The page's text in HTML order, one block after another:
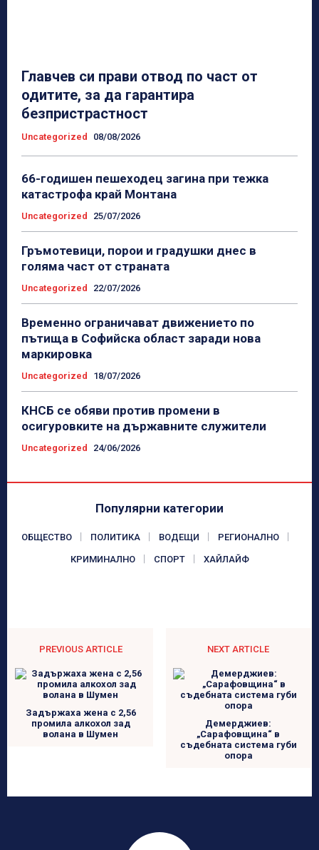
Главчев си прави отвод по част от
одитите, за да гарантира
безпристрастност
Uncategorized 08/08/2026
66-годишен пешеходец загина при тежка
катастрофа край Монтана
Uncategorized 25/07/2026
Гръмотевици, порои и градушки днес в
голяма част от страната
Uncategorized 22/07/2026
Временно ограничават движението по
пътища в Софийска област заради нова
маркировка
Uncategorized 18/07/2026
КНСБ се обяви против промени в
осигуровките на държавните служители
Uncategorized 24/06/2026
Популярни категории
ОБЩЕСТВО ПОЛИТИКА ВОДЕЩИ РЕГИОНАЛНО
КРИМИНАЛНО СПОРТ ХАЙЛАЙФ
PREVIOUS ARTICLE
Задържаха жена с 2,56
промила алкохол зад
волана в Шумен
NEXT ARTICLE
Демерджиев:
„Сарафовщина“ в
съдебната система губи
опора